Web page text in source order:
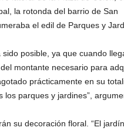
la rotonda del barrio de San
el edil de Parques y
posible, ya que cuando
montante necesario para
prácticamente en su
parques y jardines”,
su decoración floral. “El